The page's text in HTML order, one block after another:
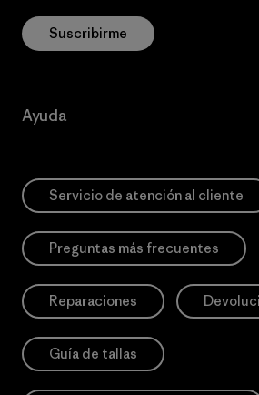
Suscribirme
Ayuda
Servicio de atención al cliente
Preguntas más frecuentes
Reparaciones
Guía de tallas